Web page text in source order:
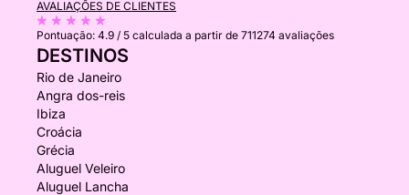
AVALIAÇÕES DE CLIENTES
Pontuação: 4.9 / 5 calculada a partir de 711274 avaliações
DESTINOS
Rio de Janeiro
Angra dos-reis
Ibiza
Croácia
Grécia
Aluguel Veleiro
Aluguel Lancha